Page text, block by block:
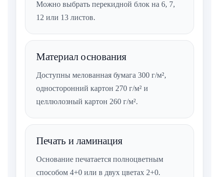
Можно выбрать перекидной блок на 6, 7,
12 или 13 листов.
Материал основания
Доступны мелованная бумага 300 г/м²,
односторонний картон 270 г/м² и
целлюлозный картон 260 г/м².
Печать и ламинация
Основание печатается полноцветным
способом 4+0 или в двух цветах 2+0.